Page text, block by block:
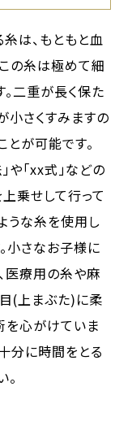
は、もともと血
の糸は極めて細
二重が長く保た
小さくすみますの
が可能です。
「xx式」などの
乗せして行って
うな糸を使用し
小さなお子様に
医療用の糸や麻
(上まぶた)に柔
を心がけていま
分に時間をとる